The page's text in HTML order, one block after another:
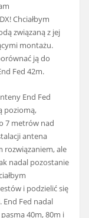
Chciałbym
związaną z jej
montażu.
ją do
Fed 42m.
End Fed
poziomą,
7 metrów nad
antena
rozwiązaniem, ale
nadal pozostanie
i podzielić się
End Fed nadal
40m, 80m i